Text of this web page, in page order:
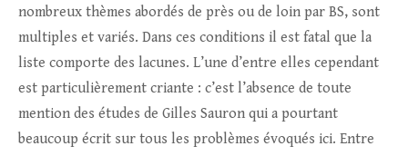
nombreux thèmes abordés de près ou de loin par BS, sont
multiples et variés. Dans ces conditions il est fatal que la
liste comporte des lacunes. L’une d’entre elles cependant
est particulièrement criante : c’est l’absence de toute
mention des études de Gilles Sauron qui a pourtant
beaucoup écrit sur tous les problèmes évoqués ici. Entre